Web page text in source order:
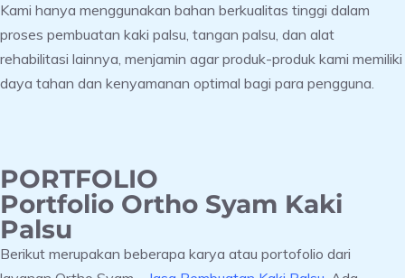
Kami hanya menggunakan bahan berkualitas tinggi dalam
proses pembuatan kaki palsu, tangan palsu, dan alat
rehabilitasi lainnya, menjamin agar produk-produk kami memiliki
daya tahan dan kenyamanan optimal bagi para pengguna.
PORTFOLIO
Portfolio Ortho Syam Kaki
Palsu
Berikut merupakan beberapa karya atau portofolio dari